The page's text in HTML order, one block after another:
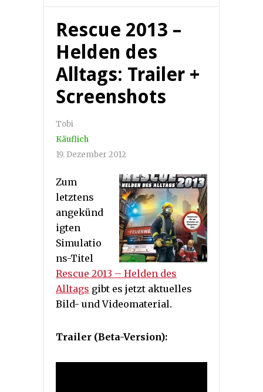
Rescue 2013 –
Helden des
Alltags: Trailer +
Screenshots
Tobi
Käuflich
19. Dezember 2012
Zum
letztens
angekünd
igten
Simulatio
ns-Titel
Rescue 2013 – Helden des
Alltags gibt es jetzt aktuelles
Bild- und Videomaterial.
Trailer (Beta-Version):